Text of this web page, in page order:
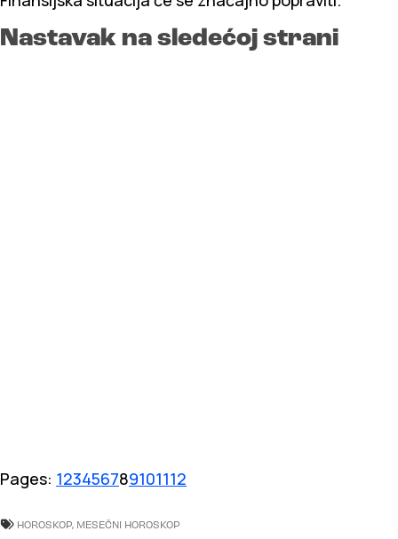
Nastavak na sledećoj strani
Pages: 123456789101112
HOROSKOP, MESEČNI HOROSKOP